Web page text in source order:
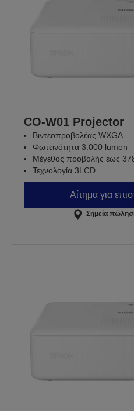
CO-W01 Projector
Βιντεοπροβολέας WXGA
Φωτεινότητα 3.000 lumen
Μέγεθος προβολής έως 378
Τεχνολογία 3LCD
Αίτημα για
Σημεία